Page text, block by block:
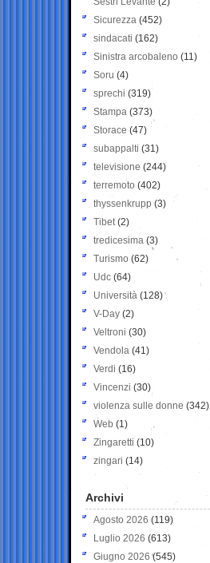
Sicurezza (452)
sindacati (162)
Sinistra arcobaleno (11)
Soru (4)
sprechi (319)
Stampa (373)
Storace (47)
subappalti (31)
televisione(244)
terremoto (402)
thyssenkrupp (3)
Tibet(2)
tredicesima (3)
Turismo (62)
Udc (64)
Università (128)
V-Day (2)
Veltroni (30)
Vendola (41)
Verdi (16)
Vincenzi (30)
violenza sulle donne (342)
Web (1)
Zingaretti (10)
zingari (14)
Archivi
Agosto 2026 (119)
Luglio 2026 (613)
Giugno 2026 (545)